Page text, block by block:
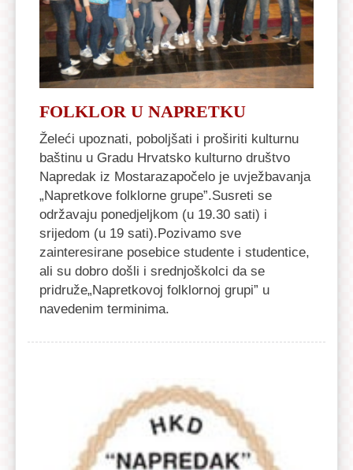
FOLKLOR U NAPRETKU
Želeći upoznati, poboljšati i proširiti kulturnu
baštinu u Gradu Hrvatsko kulturno društvo
Napredak iz Mostarazapočelo je uvježbavanja
„Napretkove folklorne grupe”.Susreti se
održavaju ponedjeljkom (u 19.30 sati) i
srijedom (u 19 sati).Pozivamo sve
zainteresirane posebice studente i studentice,
ali su dobro došli i srednjoškolci da se
pridruže„Napretkovoj folklornoj grupi” u
navedenim terminima.